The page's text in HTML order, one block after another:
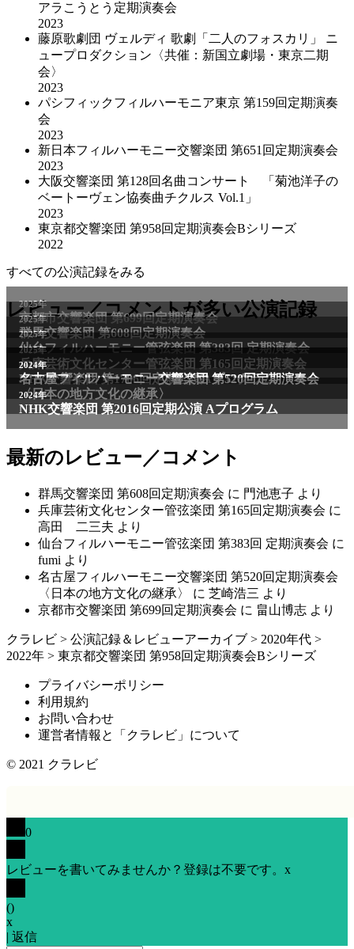
アラこうとう定期演奏会
2023
藤原歌劇団 ヴェルディ 歌劇「二人のフォスカリ」 ニ
ュープロダクション〈共催：新国立劇場・東京二期
会〉
2023
パシフィックフィルハーモニア東京 第159回定期演奏
会
2023
新日本フィルハーモニー交響楽団 第651回定期演奏会
2023
大阪交響楽団 第128回名曲コンサート 「菊池洋子の
ベートーヴェン協奏曲チクルス Vol.1」
2023
東京都交響楽団 第958回定期演奏会Bシリーズ
2022
すべての公演記録をみる
レビュー／コメントが多い公演記録
最新のレビュー／コメント
群馬交響楽団 第608回定期演奏会 に 門池恵子 より
兵庫芸術文化センター管弦楽団 第165回定期演奏会 に
高田 二三夫 より
仙台フィルハーモニー管弦楽団 第383回 定期演奏会 に
fumi より
名古屋フィルハーモニー交響楽団 第520回定期演奏会
〈日本の地方文化の継承〉
に 芝崎浩三 より
京都市交響楽団 第699回定期演奏会 に 畠山博志 より
クラレビ > 公演記録＆レビューアーカイブ > 2020年代 >
2022年 > 東京都交響楽団 第958回定期演奏会Bシリーズ
プライバシーポリシー
利用規約
お問い合わせ
運営者情報と「クラレビ」について
© 2021 クラレビ
0
レビューを書いてみませんか？登録は不要です。 x
()
x
| 返信